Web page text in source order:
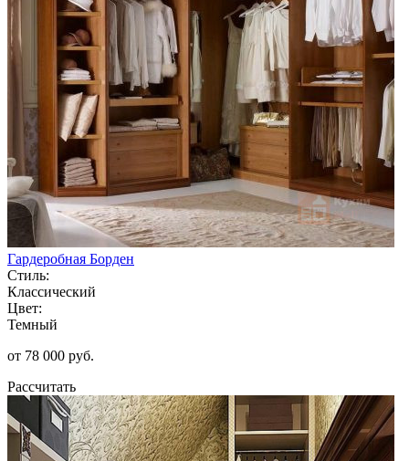
Гардеробная Борден
Стиль:
Классический
Цвет:
Темный
от 78 000 руб.
Рассчитать